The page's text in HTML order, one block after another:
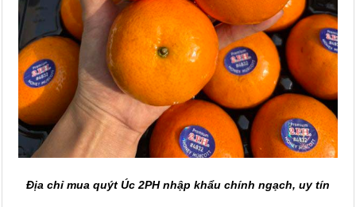
Địa chỉ mua quýt Úc 2PH nhập khẩu chính ngạch, uy tín